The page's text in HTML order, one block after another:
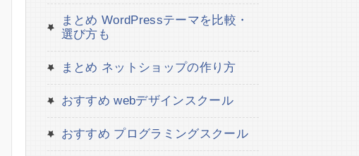
まとめ WordPressテーマを比較・
選び方も
まとめ ネットショップの作り方
おすすめ webデザインスクール
おすすめ プログラミングスクール